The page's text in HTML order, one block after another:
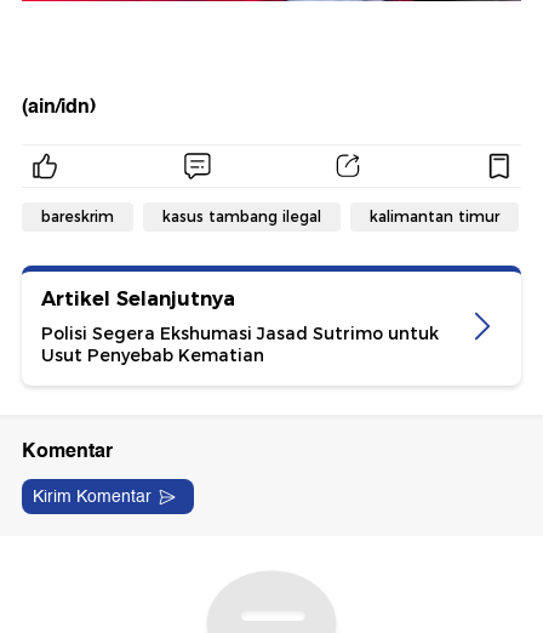
(ain/idn)
bareskrim kasus tambang ilegal kalimantan timur
Artikel Selanjutnya
Polisi Segera Ekshumasi Jasad Sutrimo untuk
Usut Penyebab Kematian